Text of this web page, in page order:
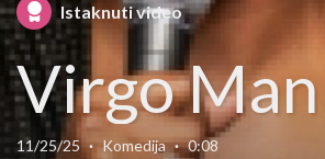
Istaknuti video
Virgo Man
11/25/25 · Komedija · 0:08